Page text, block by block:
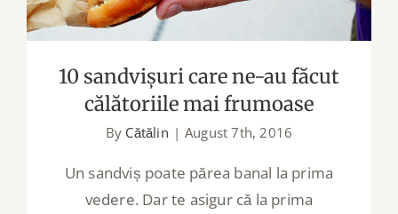
10 sandvișuri care ne-au făcut
călătoriile mai frumoase
By Cătălin | August 7th, 2016
Un sandviș poate părea banal la prima
vedere. Dar te asigur că la prima